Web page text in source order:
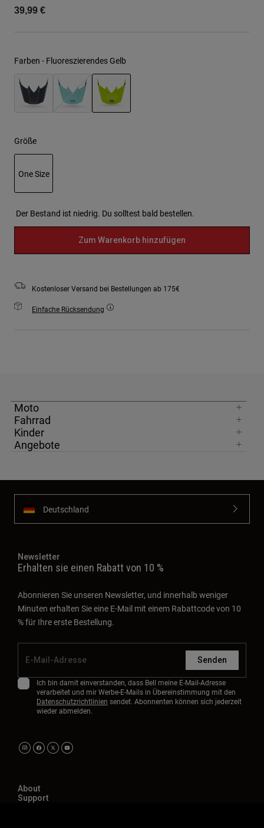
39,99 €
Farben - Fluoreszierendes Gelb
Größe
One Size
Der Bestand ist niedrig. Du solltest bald bestellen.
Zum Warenkorb hinzufügen
Kostenloser Versand bei Bestellungen ab 175€
Einfache Rücksendung
Moto
Fahrrad
Kinder
Angebote
Deutschland
Newsletter
Erhalten sie einen Rabatt von 10 %
Abonnieren Sie unseren Newsletter, und innerhalb weniger
Minuten erhalten Sie eine E-Mail mit einem Rabattcode von 10
% für Ihre erste Bestellung.
Senden
Ich bin damit einverstanden, dass Bell meine E-Mail-Adresse
verarbeitet und mir Werbe-E-Mails in Übereinstimmung mit den
Datenschutzrichtlinien sendet. Abonnenten können sich jederzeit
wieder abmelden.
About
Support